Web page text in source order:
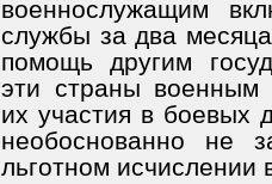
военнослужащим
службы за два
помощь другим
эти страны военным
их участия в боевых
необоснованно не
льготном исчислении